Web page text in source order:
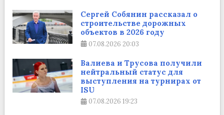
Сергей Собянин рассказал о
строительстве дорожных
объектов в 2026 году
07.08.2026 20:03
Валиева и Трусова получили
нейтральный статус для
выступления на турнирах от
ISU
07.08.2026 19:23